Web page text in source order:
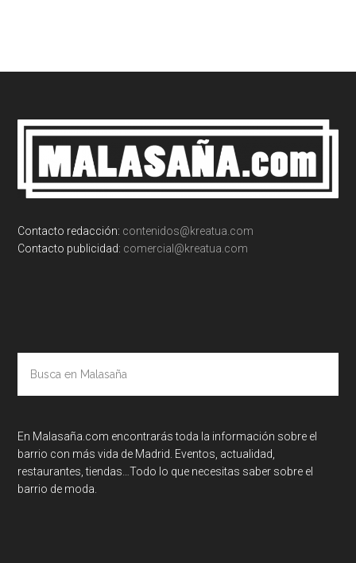
Footer
Contacto redacción: contenidos@kreatua.com
Contacto publicidad: comercial@kreatua.com
Malasaña
En Malasaña.com encontrarás toda la información sobre el
barrio con más vida de Madrid. Eventos, actualidad,
restaurantes, tiendas…Todo lo que necesitas saber sobre el
barrio de moda.